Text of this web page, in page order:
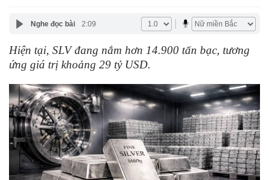
Nghe đọc bài 2:09
Hiện tại, SLV đang nắm hơn 14.900 tấn bạc, tương
ứng giá trị khoảng 29 tỷ USD.